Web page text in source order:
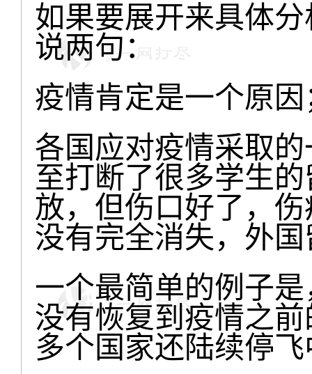
如果要展开来具体
说两句：
疫情肯定是一个原因
各国应对疫情采取
至打断了很多学生
放，但伤口好了，
没有完全消失，外
一个最简单的例子
没有恢复到疫情之
多个国家还陆续停